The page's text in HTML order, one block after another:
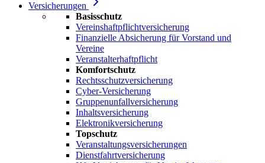
Versicherungen
Basisschutz
Vereinshaftpflichtversicherung
Finanzielle Absicherung für Vorstand und
Vereine
Veranstalterhaftpflicht
Komfortschutz
Rechtsschutzversicherung
Cyber-Versicherung
Gruppenunfallversicherung
Inhaltsversicherung
Elektronikversicherung
Topschutz
Veranstaltungsversicherungen
Dienstfahrtversicherung